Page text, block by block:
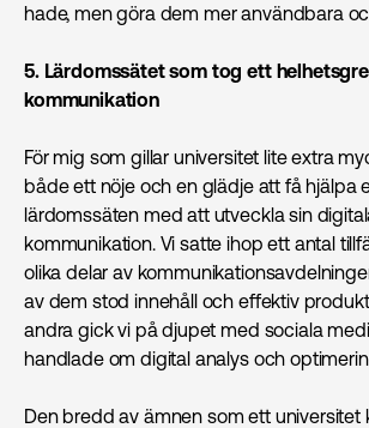
hade, men göra dem mer användbara
5. Lärdomssätet som tog ett
kommunikation
För mig som gillar universitet lite extra
både ett nöje och en glädje att få hjälpa
lärdomssäten med att utveckla sin
kommunikation. Vi satte ihop ett antal
olika delar av
av dem stod innehåll och effektiv
andra gick vi på djupet med sociala
handlade om digital analys och
Den bredd av ämnen som ett universitet